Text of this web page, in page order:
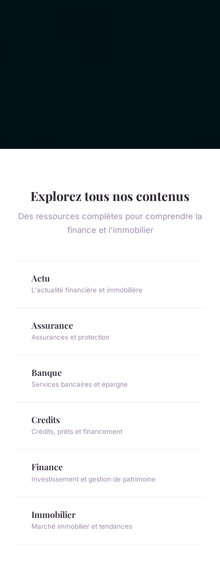
Explorez tous nos contenus
Des ressources complètes pour comprendre la
finance et l'immobilier
Actu
L'actualité financière et immobilière
Assurance
Assurances et protection
Banque
Services bancaires et épargne
Credits
Crédits, prêts et financement
Finance
Investissement et gestion de patrimoine
Immobilier
Marché immobilier et tendances